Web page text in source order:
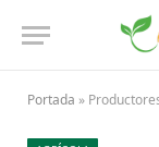
Portada » Productores